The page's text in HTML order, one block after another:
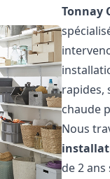
Tonnay
rapides,
chaude
Nous
de 2